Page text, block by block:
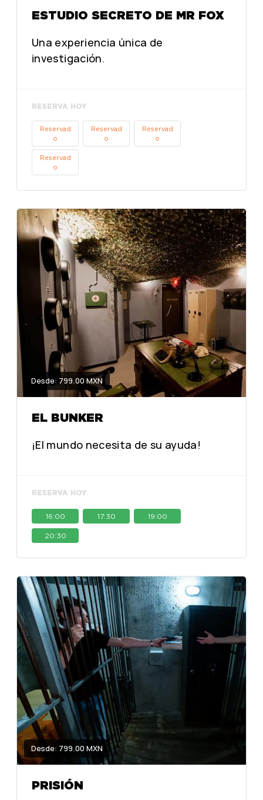
ESTUDIO SECRETO DE MR FOX
Una experiencia única de
investigación.
RESERVA HOY
Reservad
o
Reservad
o
Reservad
o
Reservad
o
Desde: 799.00 MXN
EL BUNKER
¡El mundo necesita de su ayuda!
RESERVA HOY
16:00 17:30 19:00
20:30
Desde: 799.00 MXN
PRISIÓN